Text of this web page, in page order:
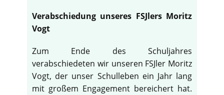
Verabschiedung unseres FSJlers Moritz
Vogt
Zum Ende des Schuljahres
verabschiedeten wir unseren FSJler Moritz
Vogt, der unser Schulleben ein Jahr lang
mit großem Engagement bereichert hat.